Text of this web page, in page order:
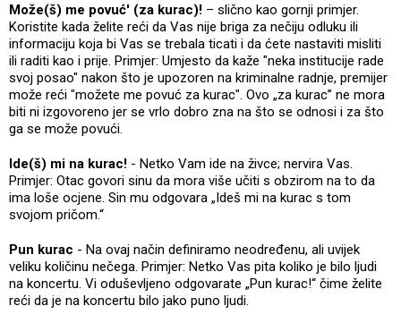
Može(š) me povuć' (za kurac)! – slično kao gornji primjer.
Koristite kada želite reći da Vas nije briga za nečiju odluku ili
informaciju koja bi Vas se trebala ticati i da ćete nastaviti misliti
ili raditi kao i prije. Primjer: Umjesto da kaže "neka institucije rade
svoj posao" nakon što je upozoren na kriminalne radnje, premijer
može reći "možete me povuć za kurac". Ovo „za kurac” ne mora
biti ni izgovoreno jer se vrlo dobro zna na što se odnosi i za što
ga se može povući.
Ide(š) mi na kurac! - Netko Vam ide na živce; nervira Vas.
Primjer: Otac govori sinu da mora više učiti s obzirom na to da
ima loše ocjene. Sin mu odgovara „Ideš mi na kurac s tom
svojom pričom.“
Pun kurac - Na ovaj način definiramo neodređenu, ali uvijek
veliku količinu nečega. Primjer: Netko Vas pita koliko je bilo ljudi
na koncertu. Vi oduševljeno odgovarate „Pun kurac!“ čime želite
reći da je na koncertu bilo jako puno ljudi.